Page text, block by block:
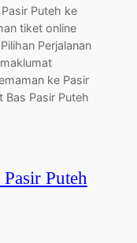
Puteh ke
tiket online
Perjalanan
ke Pasir
Bas Pasir Puteh
Puteh